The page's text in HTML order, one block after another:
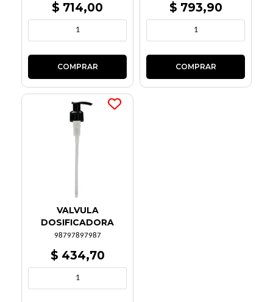
$ 714,00 $ 793,90
VALVULA
DOSIFICADORA
98797897987
$ 434,70